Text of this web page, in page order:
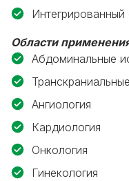
Интегрированный
Области
Абдоминальные
Ангиология
Кардиология
Онкология
Гинекология